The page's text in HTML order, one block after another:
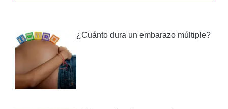
¿Cuánto dura un embarazo múltiple?